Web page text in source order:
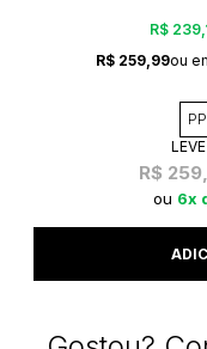
R$
R$ 259,99
PP
R$
6x